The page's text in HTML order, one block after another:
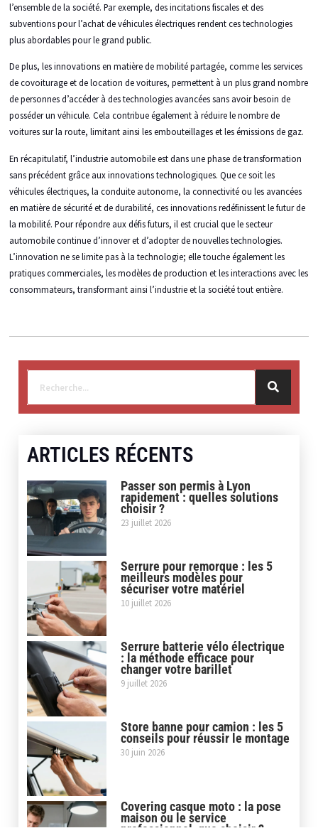
ARTICLES RÉCENTS
Passer son permis à Lyon
rapidement : quelles solutions
choisir ?
23 juillet 2026
Serrure pour remorque : les 5
meilleurs modèles pour
sécuriser votre matériel
10 juillet 2026
Serrure batterie vélo électrique
: la méthode efficace pour
changer votre barillet
9 juillet 2026
Store banne pour camion : les 5
conseils pour réussir le montage
30 juin 2026
Covering casque moto : la pose
maison ou le service
professionnel, que choisir ?
l’ensemble de la société. Par exemple, des incitations fiscales et des
subventions pour l’achat de véhicules électriques rendent ces technologies
plus abordables pour le grand public.
De plus, les innovations en matière de mobilité partagée, comme les services
de covoiturage et de location de voitures, permettent à un plus grand nombre
de personnes d’accéder à des technologies avancées sans avoir besoin de
posséder un véhicule. Cela contribue également à réduire le nombre de
voitures sur la route, limitant ainsi les embouteillages et les émissions de gaz.
En récapitulatif, l’industrie automobile est dans une phase de transformation
sans précédent grâce aux innovations technologiques. Que ce soit les
véhicules électriques, la conduite autonome, la connectivité ou les avancées
en matière de sécurité et de durabilité, ces innovations redéfinissent le futur de
la mobilité. Pour répondre aux défis futurs, il est crucial que le secteur
automobile continue d’innover et d’adopter de nouvelles technologies.
L’innovation ne se limite pas à la technologie; elle touche également les
pratiques commerciales, les modèles de production et les interactions avec les
consommateurs, transformant ainsi l’industrie et la société tout entière.